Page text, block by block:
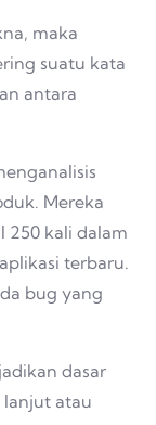
maka
suatu kata
antara
Mereka
250 kali dalam
terbaru.
bug yang
dasar
atau